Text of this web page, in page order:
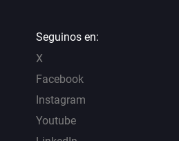
Seguinos en:
X
Facebook
Instagram
Youtube